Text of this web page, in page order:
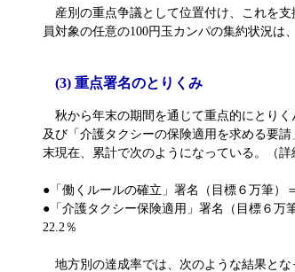
産別の重点争議として位置付け、これを
員対象の任意の100円玉カンパの集約状況は
(3) 重点署名のとりくみ
秋から年末の期間を通じて重点的にとりく
及び「介護タクシーの保険適用を求める要
末現在、累計で次のようになっている。（
●「働くルールの確立」署名（目標６万筆）
●「介護タクシー保険適用」署名（目標６万
22.2％
地方別の達成率では、次のような結果と